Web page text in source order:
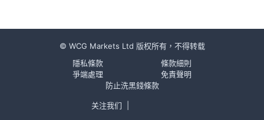
© WCG Markets Ltd 版权所有，不得转载
隱私條款
條款細則
爭端處理
免責聲明
防止洗黑錢條款
关注我们